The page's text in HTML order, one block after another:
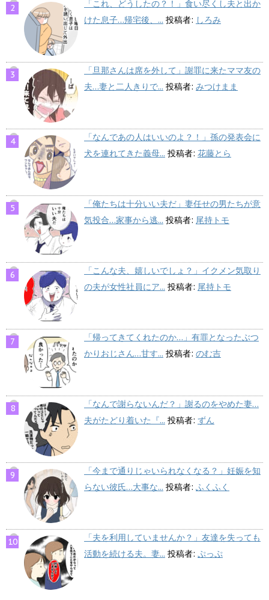
「これ、どうしたの？！」食い尽くし夫と出か
けた息子…帰宅後、... 投稿者: しろみ
「旦那さんは席を外して」謝罪に来たママ友の
夫…妻と二人きりで... 投稿者: みつけまま
「なんであの人はいいのよ？！」孫の発表会に
犬を連れてきた義母... 投稿者: 花藤とら
「俺たちは十分いい夫だ」妻任せの男たちが意
気投合…家事から逃... 投稿者: 尾持トモ
「こんな夫、嬉しいでしょ？」イクメン気取り
の夫が女性社員にア... 投稿者: 尾持トモ
「帰ってきてくれたのか…」有罪となったぶつ
かりおじさん…甘す... 投稿者: のむ吉
「なんで謝らないんだ？」謝るのをやめた妻…
夫がたどり着いた『... 投稿者: ずん
「今まで通りじゃいられなくなる？」妊娠を知
らない彼氏…大事な... 投稿者: ふくふく
「夫を利用していませんか？」友達を失っても
活動を続ける夫。妻... 投稿者: ぷっぷ